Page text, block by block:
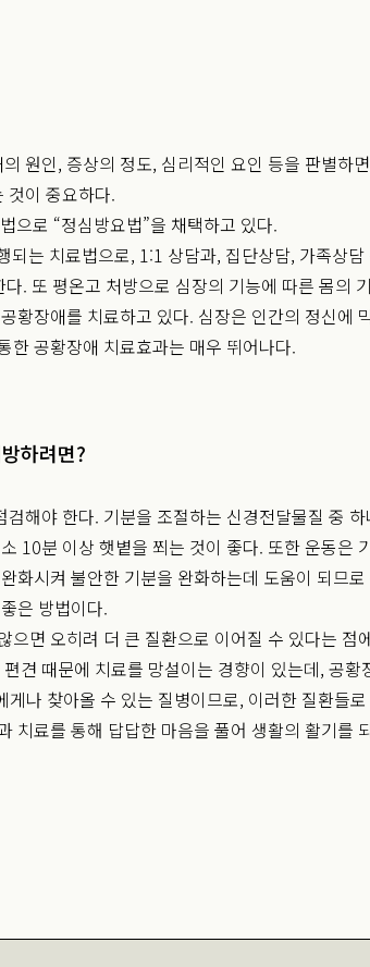
원인, 증상의 정도, 심리적인 요인 등을 판별하
것이 중요하다.
으로 “정심방요법”을 채택하고 있다.
되는 치료법으로, 1:1 상담과, 집단상담, 가족상담
. 또 평온고 처방으로 심장의 기능에 따른 몸의
황장애를 치료하고 있다. 심장은 인간의 정신에
한 공황장애 치료효과는 매우 뛰어나다.
하려면?
해야 한다. 기분을 조절하는 신경전달물질 중 하
10분 이상 햇볕을 쬐는 것이 좋다. 또한 운동은
화시켜 불안한 기분을 완화하는데 도움이 되므로
은 방법이다.
으면 오히려 더 큰 질환으로 이어질 수 있다는 점
견 때문에 치료를 망설이는 경향이 있는데, 공황
나 찾아올 수 있는 질병이므로, 이러한 질환들로
치료를 통해 답답한 마음을 풀어 생활의 활기를 되